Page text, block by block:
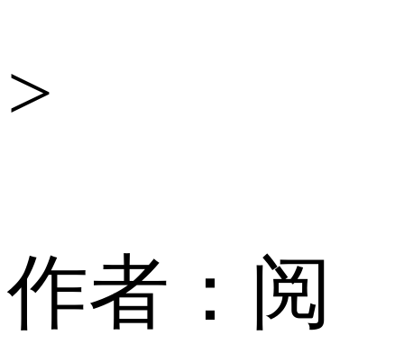
科
>
作者： 阅